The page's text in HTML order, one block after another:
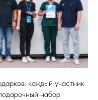
каждый участник
набор